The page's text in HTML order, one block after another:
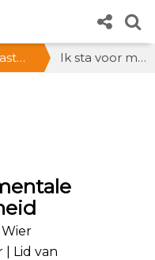
Ik sta voor mentale gezondheid
| Lid van